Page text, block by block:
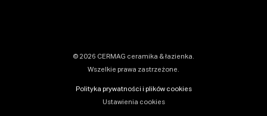
© 2026 CERMAG ceramika & łazienka.
Wszelkie prawa zastrzeżone.
Polityka prywatności i plików cookies
Ustawienia cookies